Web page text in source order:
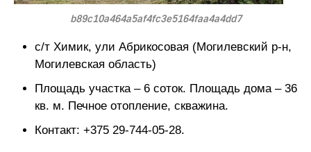
b89c10a464a5af4fc3e5164faa4a4dd7
с/т Химик, ули Абрикосовая (Могилевский р-н,
Могилевская область)
Площадь участка – 6 соток. Площадь дома – 36
кв. м. Печное отопление, скважина.
Контакт: +375 29-744-05-28.